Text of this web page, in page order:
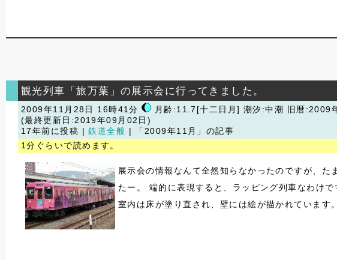
観光列車「旅万葉」の展示会に行ってきました。
2009年11月28日 16時41分 月齢:11.7[十二日月] 潮汐:中潮
旧暦:2009
(最終更新日:2019年09月02日)
17年前に投稿 |鉄道全般 | 「2009年11月」の記事
1分ぐらいで読めます。
展示会の情報なんて全然知らなかったのですが、
たー。 端的に表現すると、ラッピング列車なわけ
室内は床が塗り直され、壁には絵が描かれていま